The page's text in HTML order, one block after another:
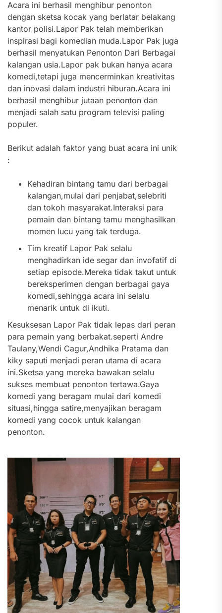
Acara ini berhasil menghibur penonton
dengan sketsa kocak yang berlatar belakang
kantor polisi.Lapor Pak telah memberikan
inspirasi bagi komedian muda.Lapor Pak juga
berhasil menyatukan Penonton Dari Berbagai
kalangan usia.Lapor pak bukan hanya acara
komedi,tetapi juga mencerminkan kreativitas
dan inovasi dalam industri hiburan.Acara ini
berhasil menghibur jutaan penonton dan
menjadi salah satu program televisi paling
populer.
Berikut adalah faktor yang buat acara ini unik
:
Kehadiran bintang tamu dari berbagai
kalangan,mulai dari penjabat,selebriti
dan tokoh masyarakat.Interaksi para
pemain dan bintang tamu menghasilkan
momen lucu yang tak terduga.
Tim kreatif Lapor Pak selalu
menghadirkan ide segar dan invofatif di
setiap episode.Mereka tidak takut untuk
bereksperimen dengan berbagai gaya
komedi,sehingga acara ini selalu
menarik untuk di ikuti.
Kesuksesan Lapor Pak tidak lepas dari peran
para pemain yang berbakat.seperti Andre
Taulany,Wendi Cagur,Andhika Pratama dan
kiky saputi menjadi peran utama di acara
ini.Sketsa yang mereka bawakan selalu
sukses membuat penonton tertawa.Gaya
komedi yang beragam mulai dari komedi
situasi,hingga satire,menyajikan beragam
komedi yang cocok untuk kalangan
penonton.